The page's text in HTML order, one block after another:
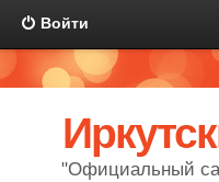
Войти
"Официальный